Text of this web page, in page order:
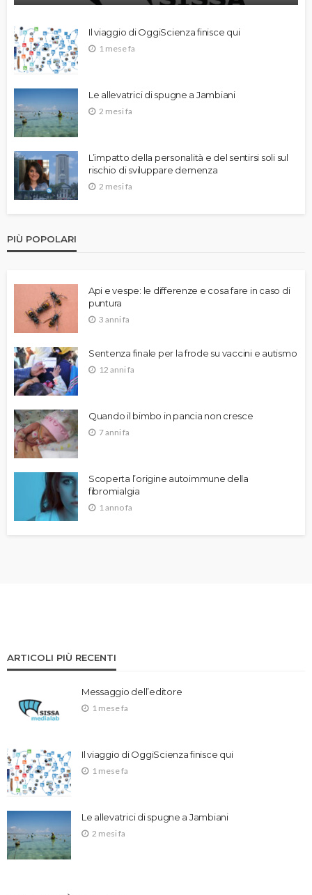
Il viaggio di OggiScienza finisce qui
1 mese fa
Le allevatrici di spugne a Jambiani
2 mesi fa
L’impatto della personalità e del sentirsi soli sul
rischio di sviluppare demenza
2 mesi fa
PIÙ POPOLARI
Api e vespe: le differenze e cosa fare in caso di
puntura
3 anni fa
Sentenza finale per la frode su vaccini e autismo
12 anni fa
Quando il bimbo in pancia non cresce
7 anni fa
Scoperta l’origine autoimmune della
fibromialgia
1 anno fa
ARTICOLI PIÙ RECENTI
Messaggio dell’editore
1 mese fa
Il viaggio di OggiScienza finisce qui
1 mese fa
Le allevatrici di spugne a Jambiani
2 mesi fa